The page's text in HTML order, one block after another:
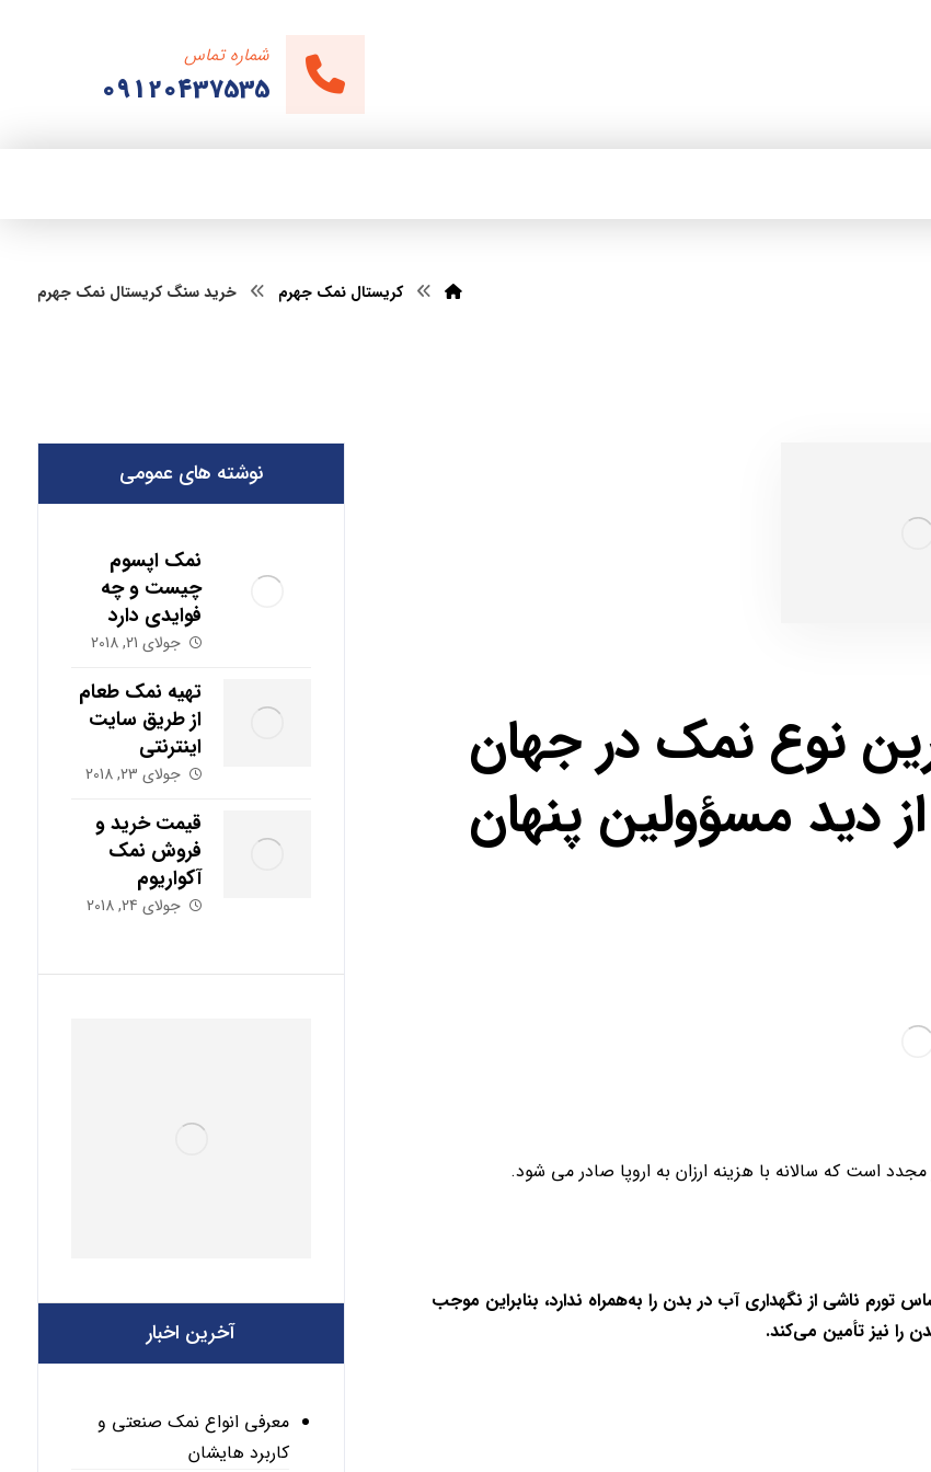
شماره تماس
09120437535
کریستال نمک جهرم خرید سنگ کریستال نمک جهرم
نوع نمک در جهان
دید مسؤولین پنهان
مجدد است که سالانه با هزینه ارزان به اروپا صادر می شود.
ناشی از نگهداری آب در بدن را به‌همراه ندارد، بنابراین موجب
نیز تأمین می‌کند.
نوشته های عمومی
نمک اپسوم
چیست و چه
فوایدی دارد
جولای 21, 2018
تهیه نمک طعام
از طریق سایت
اینترنتی
جولای 23, 2018
قیمت خرید و
فروش نمک
آکواریوم
جولای 24, 2018
آخرین اخبار
معرفی انواع نمک صنعتی و
کاربرد هایشان